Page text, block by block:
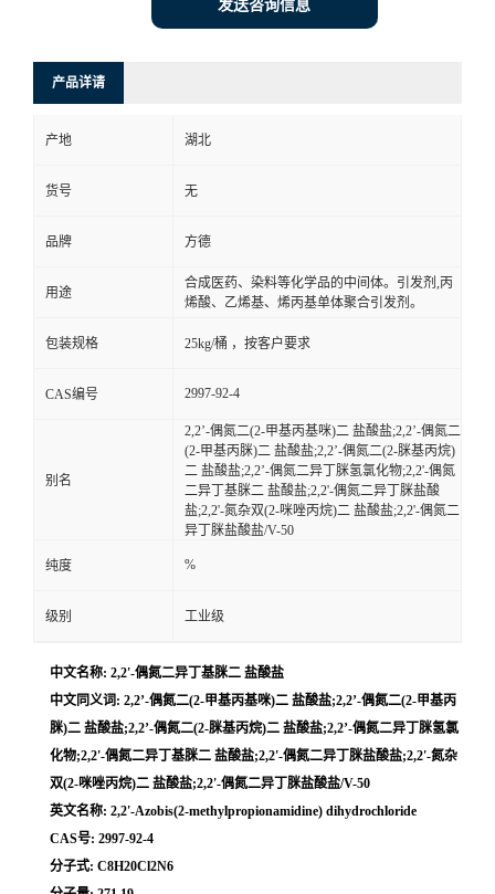
发送咨询信息
产品详请
产地 湖北
货号 无
品牌 方德
用途
合成医药、染料等化学品的中间体。引发剂,丙
烯酸、乙烯基、烯丙基单体聚合引发剂。
包装规格 25kg/桶 ，按客户要求
CAS编号 2997-92-4
别名
2,2’-偶氮二(2-甲基丙基咪)二 盐酸盐;2,2’-偶氮二
(2-甲基丙脒)二 盐酸盐;2,2’-偶氮二(2-脒基丙烷)
二 盐酸盐;2,2’-偶氮二异丁脒氢氯化物;2,2'-偶氮
二异丁基脒二 盐酸盐;2,2'-偶氮二异丁脒盐酸
盐;2,2'-氮杂双(2-咪唑丙烷)二 盐酸盐;2,2'-偶氮二
异丁脒盐酸盐/V-50
纯度 %
级别 工业级
中文名称: 2,2'-偶氮二异丁基脒二 盐酸盐
中文同义词: 2,2’-偶氮二(2-甲基丙基咪)二 盐酸盐;2,2’-偶氮二(2-甲基丙
脒)二 盐酸盐;2,2’-偶氮二(2-脒基丙烷)二 盐酸盐;2,2’-偶氮二异丁脒氢氯
化物;2,2'-偶氮二异丁基脒二 盐酸盐;2,2'-偶氮二异丁脒盐酸盐;2,2'-氮杂
双(2-咪唑丙烷)二 盐酸盐;2,2'-偶氮二异丁脒盐酸盐/V-50
英文名称: 2,2'-Azobis(2-methylpropionamidine) dihydrochloride
CAS号: 2997-92-4
分子式: C8H20Cl2N6